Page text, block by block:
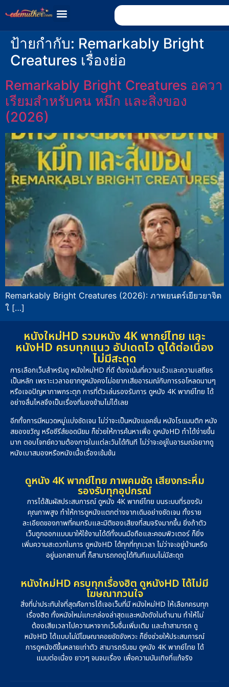
ป้ายกำกับ: Remarkably Bright
Creatures เรื่องย่อ
Remarkably Bright Creatures อควา
เรียมสำหรับคน หมึก และสิ่งของ
(2026)
Remarkably Bright Creatures (2026): ภาพยนตร์เยียวยาจิต
ใ […]
หนังใหม่HD รวมหนัง 4K พากย์ไทย และ
หนังHD ครบทุกแนว อัปเดตไว ดูได้ต่อเนื่อง
ไม่มีสะดุด
การเลือกเว็บสำหรับดู หนังใหม่HD ที่ดี ต้องเน้นที่ความเร็วและความเสถียร
เป็นหลัก เพราะเวลาอยากดูหนังคงไม่อยากเสียอารมณ์กับการรอโหลดนานๆ
หรือเจอปัญหาภาพกระตุก การที่ตัวเล่นรองรับการ ดูหนัง 4K พากย์ไทย ได้
อย่างลื่นไหลจึงเป็นเรื่องที่มองข้ามไม่ได้เลย
อีกทั้งการมีหมวดหมู่แบ่งชัดเจน ไม่ว่าจะเป็นหนังแอคชั่น หนังโรแมนติก หนัง
สยองขวัญ หรือซีรีส์ยอดนิยม ก็ช่วยให้การค้นหาเพื่อ ดูหนังHD ทำได้ง่ายขึ้น
มาก ตอบโจทย์ความต้องการในแต่ละวันได้ทันที ไม่ว่าจะอยู่ในอารมณ์อยากดู
หนังเบาสมองหรือหนังเนื้อเรื่องเข้มข้น
ดูหนัง 4K พากย์ไทย ภาพคมชัด เสียงกระหึ่ม
รองรับทุกอุปกรณ์
การได้สัมผัสประสบการณ์ ดูหนัง 4K พากย์ไทย บนระบบที่รองรับ
คุณภาพสูง ทำให้การดูหนังแตกต่างจากเดิมอย่างชัดเจน ทั้งราย
ละเอียดของภาพที่คมกริบและมิติของเสียงที่สมจริงมากขึ้น ยิ่งถ้าตัว
เว็บถูกออกแบบมาให้ใช้งานได้ดีทั้งบนมือถือและคอมพิวเตอร์ ก็ยิ่ง
เพิ่มความสะดวกในการ ดูหนังHD ได้ทุกที่ทุกเวลา ไม่ว่าจะอยู่บ้านหรือ
อยู่นอกสถานที่ ก็สามารถกดดูได้ทันทีแบบไม่มีสะดุด
หนังใหม่HD ครบทุกเรื่องฮิต ดูหนังHD ได้ไม่มี
โฆษณากวนใจ
สิ่งที่น่าประทับใจที่สุดคือการได้เจอเว็บที่มี หนังใหม่HD ให้เลือกครบทุก
เรื่องฮิต ทั้งหนังใหม่แกะกล่องล่าสุดและหนังดังในตำนาน ทำให้ไม่
ต้องเสียเวลาไปควานหาจากเว็บอื่นเพิ่มเติม และถ้าสามารถ ดู
หนังHD ได้แบบไม่มีโฆษณาคอยขัดจังหวะ ก็ยิ่งช่วยให้ประสบการณ์
การดูหนังดีขึ้นหลายเท่าตัว สามารถรับชม ดูหนัง 4K พากย์ไทย ได้
แบบต่อเนื่อง ยาวๆ จนจบเรื่อง เพื่อความบันเทิงที่แท้จริง